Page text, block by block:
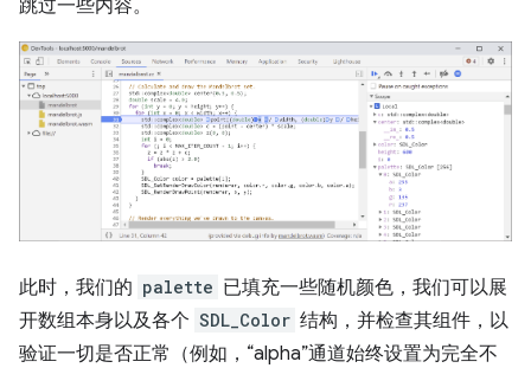
跳过一些内容。
此时，我们的 palette 已填充一些随机颜色，我们可以展
开数组本身以及各个 SDL_Color 结构，并检查其组件，以
验证一切是否正常（例如，“alpha”通道始终设置为完全不